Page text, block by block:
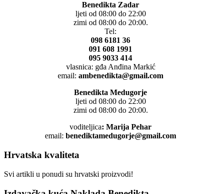
Benedikta Zadar
ljeti od 08:00 do 22:00
zimi od 08:00 do 20:00.
Tel:
098 6181 36
091 608 1991
095 9033 414
vlasnica: gđa Anđina Markić
email: ambenedikta@gmail.com
Benedikta Medugorje
ljeti od 08:00 do 22:00
zimi od 08:00 do 20:00.
voditeljica: Marija Pehar
email: benediktamedugorje@gmail.com
Hrvatska kvaliteta
Svi artikli u ponudi su hrvatski proizvodi!